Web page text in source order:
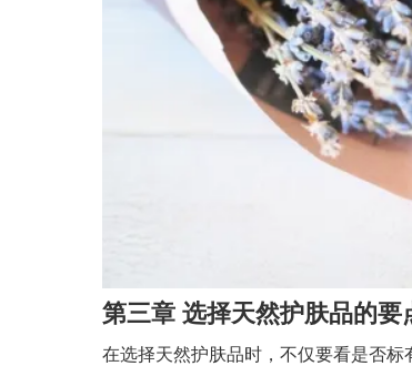
第三章 选择天然护肤品的要
在选择天然护肤品时，不仅要看是否标